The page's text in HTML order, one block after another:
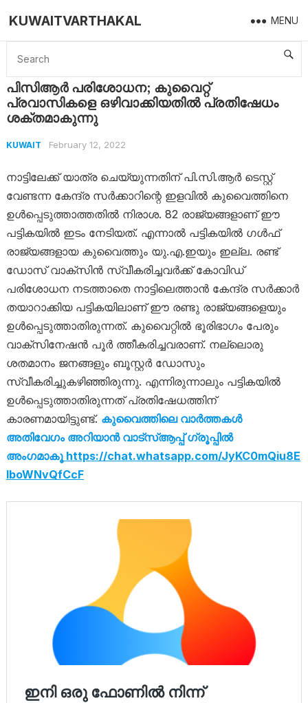
KUWAITVARTHAKAL MENU
Home Kuwait പിസിആർ പരിശോധന; കുവൈറ്റ്‌ പ്രവാസികളെ ഒഴിവാക്കിയതിൽ പ്രതിഷേധം ശക്തമാകുന്നു
പിസിആർ പരിശോധന; കുവൈറ്റ്‌
പ്രവാസികളെ ഒഴിവാക്കിയതിൽ പ്രതിഷേധം
ശക്തമാകുന്നു
KUWAIT February 12, 2022
നാട്ടിലേക്ക് യാത്ര ചെയ്യുന്നതിന് പി.സി.ആർ ടെസ്റ്റ്
വേണ്ടന്ന കേന്ദ്ര സർക്കാറിന്റെ ഇളവിൽ കുവൈത്തിനെ
ഉൾപ്പെടുത്താത്തതിൽ നിരാശ. 82 രാജ്യങ്ങളാണ് ഈ
പട്ടികയിൽ ഇടം നേടിയത്. എന്നാൽ പട്ടികയിൽ ഗൾഫ്
രാജ്യങ്ങളായ കുവൈത്തും യു.എ.ഇയും ഇല്ല. രണ്ട്
ഡോസ് വാക്സിൻ സ്വീകരിച്ചവർക്ക് കോവിഡ്
പരിശോധന നടത്താതെ നാട്ടിലെത്താൻ കേന്ദ്ര സർക്കാർ
തയാറാക്കിയ പട്ടികയിലാണ് ഈ രണ്ടു രാജ്യങ്ങളെയും
ഉൾപ്പെടുത്താതിരുന്നത്. കുവൈറ്റിൽ ഭൂരിഭാഗം പേരും
വാക്സിനേഷൻ പൂർ ത്തീകരിച്ചവരാണ്. നല്ലൊരു
ശതമാനം ജനങ്ങളും ബൂസ്റ്റർ ഡോസും
സ്വീകരിച്ചുകഴിഞ്ഞിരുന്നു. എന്നിരുന്നാലും പട്ടികയിൽ
ഉൾപ്പെടുത്താതിരുന്നത് പ്രതിഷേധത്തിന്
കാരണമായിട്ടുണ്ട്. കുവൈത്തിലെ വാർത്തകൾ
അതിവേഗം അറിയാൻ വാട്സ്ആപ്പ് ഗ്രൂപ്പിൽ
അംഗമാകൂ https://chat.whatsapp.com/JyKC0mQiu8E
IboWNvQfCcF